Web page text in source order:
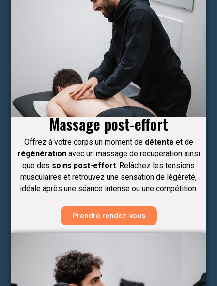
Massage post-effort
Offrez à votre corps un moment de détente et de
régénérationavec un massage de récupération ainsi
que des soins post-effort. Relâchez les tensions
musculaires et retrouvez une sensation de légèreté,
idéale après une séance intense ou une compétition.
Prendre rendez-vous